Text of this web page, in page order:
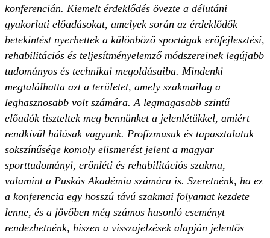
konferencián. Kiemelt érdeklődés övezte a délutáni
gyakorlati előadásokat, amelyek során az érdeklődők
betekintést nyerhettek a különböző sportágak erőfejlesztési,
rehabilitációs és teljesítményelemző módszereinek legújabb
tudományos és technikai megoldásaiba. Mindenki
megtalálhatta azt a területet, amely szakmailag a
leghasznosabb volt számára. A legmagasabb szintű
előadók tiszteltek meg bennünket a jelenlétükkel, amiért
rendkívül hálásak vagyunk. Profizmusuk és tapasztalatuk
sokszínűsége komoly elismerést jelent a magyar
sporttudományi, erőnléti és rehabilitációs szakma,
valamint a Puskás Akadémia számára is. Szeretnénk, ha ez
a konferencia egy hosszú távú szakmai folyamat kezdete
lenne, és a jövőben még számos hasonló eseményt
rendezhetnénk, hiszen a visszajelzések alapján jelentős